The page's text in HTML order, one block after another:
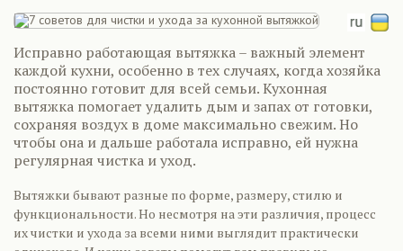
Исправно работающая вытяжка – важный элемент
каждой кухни, особенно в тех случаях, когда хозяйка
постоянно готовит для всей семьи. Кухонная
вытяжка помогает удалить дым и запах от готовки,
сохраняя воздух в доме максимально свежим. Но
чтобы она и дальше работала исправно, ей нужна
регулярная чистка и уход.
Вытяжки бывают разные по форме, размеру, стилю и
функциональности. Но несмотря на эти различия, процесс
их чистки и ухода за всеми ними выглядит практически